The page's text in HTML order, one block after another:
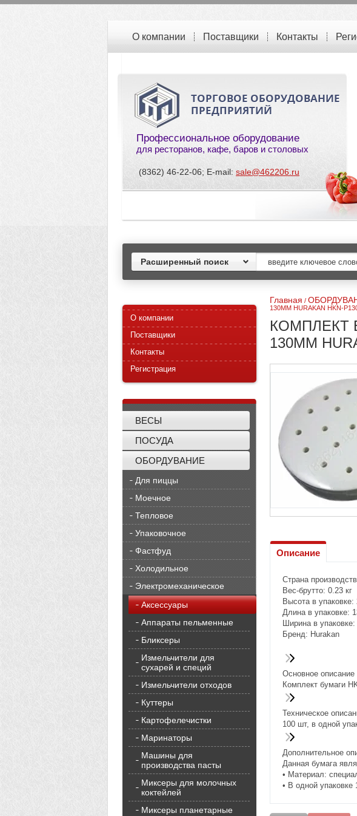
ТОРГОВОЕ ОБОРУДОВАНИЕ
ПРЕДПРИЯТИЙ
Профессиональное оборудование
для ресторанов, кафе, баров и столовых
(8362) 46-22-06; E-mail: sale@462206.ru
О компании Поставщики Контакты
Расширенный поиск
Главная /
130ММ HURAKAN HKN-
КОМПЛЕКТ
130ММ
Описание
Страна
Вес-брутто: 0.23 кг
Высота в
Длина в упаковке:
Ширина в
Бренд: Hurakan
Основное описание
Комплект бумаги
Техническое
100 шт, в одной
Дополнительное
Данная бумага
• Материал:
• В одной упаковке
О компании
Поставщики
Контакты
Регистрация
ВЕСЫ
ПОСУДА
ОБОРДУВАНИЕ
Для пиццы
Моечное
Тепловое
Упаковочное
Фастфуд
Холодильное
Электромеханическое
Аксессуары
Аппараты пельменные
Бликсеры
Измельчители для
сухарей и специй
Измельчители отходов
Куттеры
Картофелечистки
Маринаторы
Машины для
производства пасты
Миксеры для молочных
коктейлей
Миксеры планетарные